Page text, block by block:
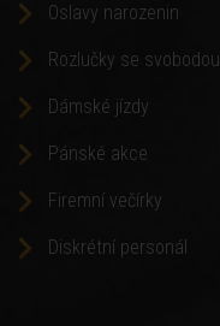
Oslavy narozenin
Rozlučky se svobodou
Dámské jízdy
Pánské akce
Firemní večírky
Diskrétní personál